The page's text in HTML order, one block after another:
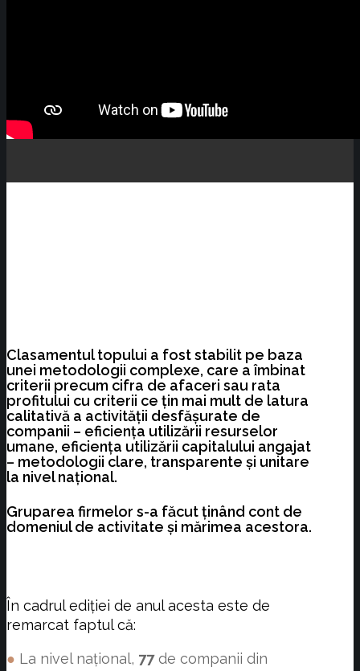
Clasamentul topului a fost stabilit pe baza
unei metodologii complexe, care a îmbinat
criterii precum cifra de afaceri sau rata
profitului cu criterii ce ţin mai mult de latura
calitativă a activităţii desfăşurate de
companii – eficienţa utilizării resurselor
umane, eficienţa utilizării capitalului angajat
– metodologii clare, transparente și unitare
la nivel național.
Gruparea firmelor s-a făcut ţinând cont de
domeniul de activitate şi mărimea acestora.
În cadrul ediției de anul acesta este de
remarcat faptul că:
● La nivel național, 77de companii din